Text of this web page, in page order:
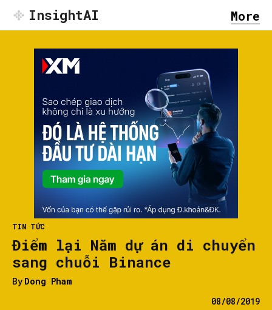
InsightAI More
TIN TỨC
Điểm lại Năm dự án di chuyển
sang chuỗi Binance
By Dong Pham
08/08/2019